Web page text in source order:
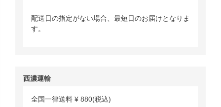
配送日の指定がない場合、最短日のお届けとなりま
す。
西濃運輸
全国一律送料 ¥ 880(税込)